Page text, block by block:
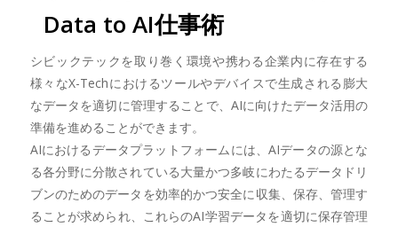
Data to AI仕事術
シビックテックを取り巻く環境や携わる企業内に存在する
様々なX-Techにおけるツールやデバイスで生成される膨大
なデータを適切に管理することで、AIに向けたデータ活用の
準備を進めることができます。
AIにおけるデータプラットフォームには、AIデータの源とな
る各分野に分散されている大量かつ多岐にわたるデータドリ
ブンのためのデータを効率的かつ安全に収集、保存、管理す
ることが求められ、これらのAI学習データを適切に保存管理